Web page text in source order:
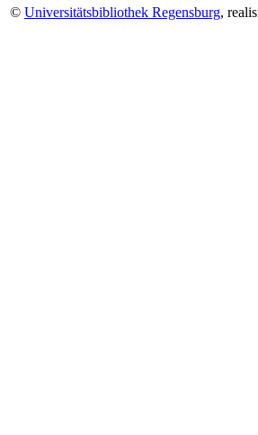
© Universitätsbibliothek Regensburg,